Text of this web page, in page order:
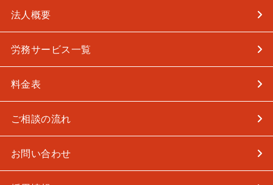
法人概要
労務サービス一覧
料金表
ご相談の流れ
お問い合わせ